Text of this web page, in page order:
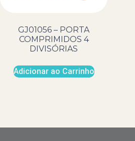
GJ01056 – PORTA
COMPRIMIDOS 4
DIVISÓRIAS
Adicionar ao Carrinho